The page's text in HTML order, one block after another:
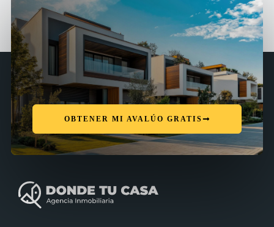
OBTENER MI AVALÚO GRATIS